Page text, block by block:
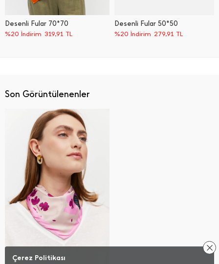
Desenli Fular 70*70
%20 İndirim 319,91 TL
Desenli Fular 50*50
%20 İndirim 279,91 TL
Son Görüntülenenler
Çerez Politikası